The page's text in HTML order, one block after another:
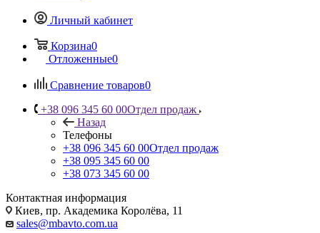
Личный кабинет
Корзина0
Отложенные0
Сравнение товаров0
+38 096 345 60 00Отдел продаж
Назад
Телефоны
+38 096 345 60 00Отдел продаж
+38 095 345 60 00
+38 073 345 60 00
Контактная информация
Киев, пр. Академика Королёва, 11
sales@mbavto.com.ua